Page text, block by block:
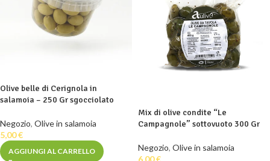
Olive belle di Cerignola in
salamoia – 250 Gr sgocciolato
Negozio, Olive in salamoia
5,00€
AGGIUNGI AL CARRELLO
Mix di olive condite “Le
Campagnole” sottovuoto 300 Gr
Negozio, Olive in salamoia